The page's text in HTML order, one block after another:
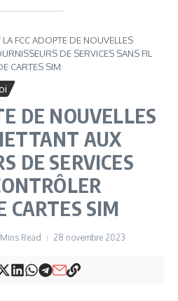
LA FCC ADOPTE DE NOUVELLES
DE SERVICES SANS FIL
CARTES SIM
DE NOUVELLES
AUX
DE SERVICES
CARTES SIM
Read 28 novembre 2023